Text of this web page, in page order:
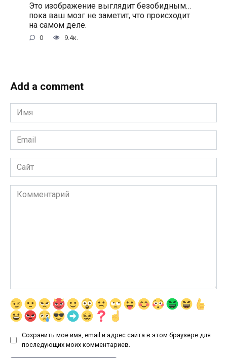
Это изображение выглядит безобидным…
пока ваш мозг не заметит, что происходит
на самом деле.
0 9.4к.
Add a comment
Имя
*
Email
*
Сайт
Комментарий
Сохранить моё имя, email и адрес сайта в этом браузере для
последующих моих комментариев.